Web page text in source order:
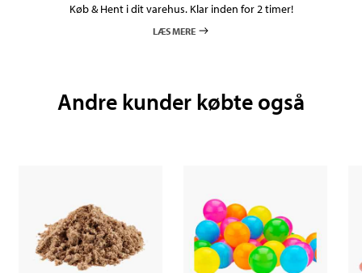
Køb & Hent i dit varehus. Klar inden for 2 timer!
LÆS MERE
Andre kunder købte også